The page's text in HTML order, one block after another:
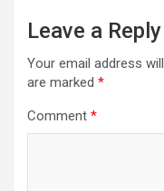
Leave a Reply
Your email address
are marked *
Comment *